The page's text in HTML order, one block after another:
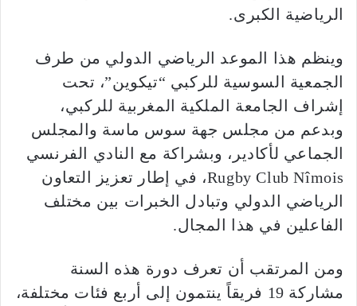
الرياضية الكبرى.
وينظم هذا الموعد الرياضي الدولي من طرف
الجمعية السوسية للركبي “تيكوين”، تحت
إشراف الجامعة الملكية المغربية للركبي،
وبدعم من مجلس جهة سوس ماسة والمجلس
الجماعي لأكادير، وبشراكة مع النادي الفرنسي
Rugby Club Nîmois، في إطار تعزيز التعاون
الرياضي الدولي وتبادل الخبرات بين مختلف
الفاعلين في هذا المجال.
ومن المرتقب أن تعرف دورة هذه السنة
مشاركة 19 فريقاً ينتمون إلى أربع فئات مختلفة،